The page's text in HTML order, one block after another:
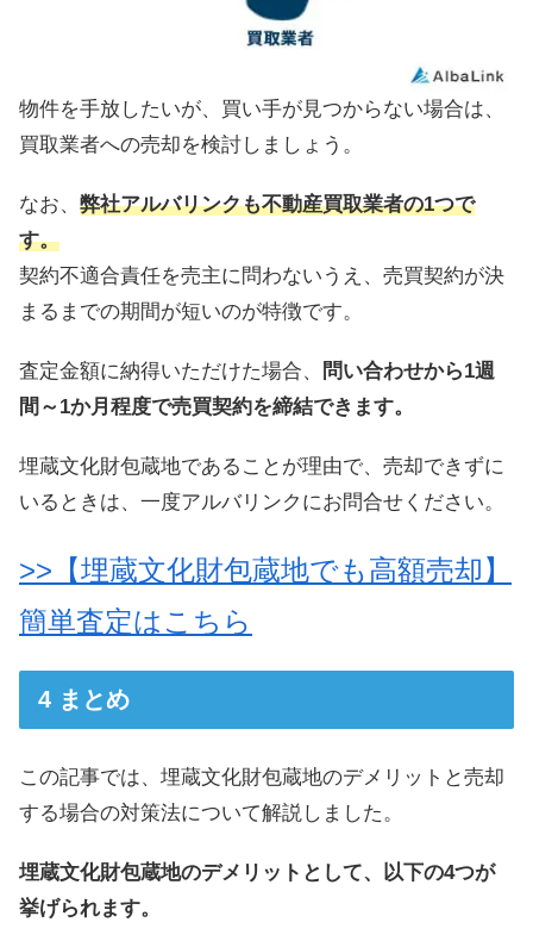
物件を手放したいが、買い手が見つからない場合は、
買取業者への売却を検討しましょう。
なお、 弊社アルバリンクも不動産買取業者の1つで
す。
契約不適合責任を売主に問わないうえ、売買契約が決
まるまでの期間が短いのが特徴です。
査定金額に納得いただけた場合、
問い合わせから1週
間～1か月程度で売買契約を締結できます。
埋蔵文化財包蔵地であることが理由で、売却できずに
いるときは、一度アルバリンクにお問合せください。
>>【埋蔵文化財包蔵地でも高額売却】
簡単査定はこちら
まとめ
この記事では、埋蔵文化財包蔵地のデメリットと売却
する場合の対策法について解説しました。
埋蔵文化財包蔵地のデメリットとして、以下の4つが
挙げられます。